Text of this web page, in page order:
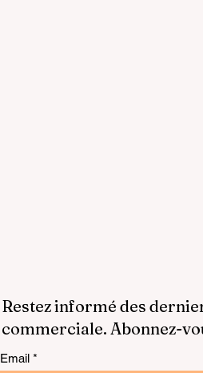
Restez informé des
commerciale. Abonnez-
Email